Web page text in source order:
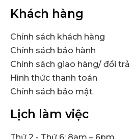
Khách hàng
Chính sách khách hàng
Chính sách bảo hành
Chính sách giao hàng/ đổi trả
Hình thức thanh toán
Chính sách bảo mật
Lịch làm việc